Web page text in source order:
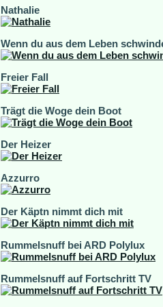
Nathalie
Wenn du aus dem Leben
Freier Fall
Trägt die Woge dein Boot
Der Heizer
Azzurro
Der Käptn nimmt dich mit
Rummelsnuff bei ARD Polylux
Rummelsnuff auf Fortschritt TV